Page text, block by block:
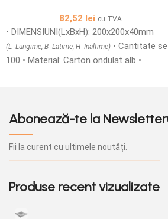
82,52 lei cu TVA
• DIMENSIUNI(LxBxH): 200x200x40mm
(L=Lungime, B=Latime, H=Inaltime) • Cantitate
100 • Material: Carton ondulat alb •
ideale pentru transportul in siguranta a
prevazute cu gauri de aerisire, acestea pot
fi produse atat simple cat si personalizate.
Abonează-te la
Fii la curent cu ultimele noutăți.
Produse recent vizualizate